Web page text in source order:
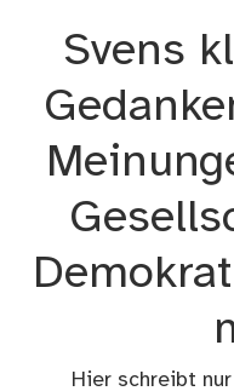
Svens
Hier schreibt